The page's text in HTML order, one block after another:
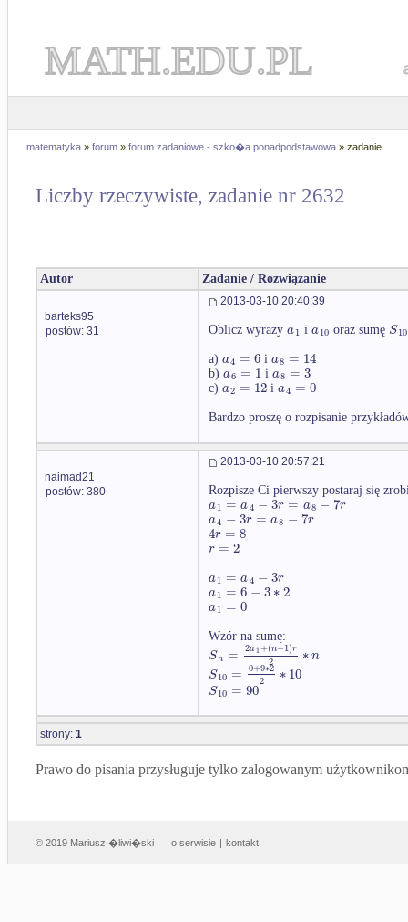
MATH.EDU.PL
matematyka » forum » forum zadaniowe - szko�a ponadpodstawowa » zadanie
Liczby rzeczywiste, zadanie nr 2632
Autor Zadanie / Rozwiązanie
barteks95
postów: 31
2013-03-10 20:40:39
Oblicz wyrazy a1 i a10 oraz sumę S10
a) a4 = 6 i a8 = 14
b) a6 = 1 i a8 = 3
c) a2 = 12 ia4 = 0
Bardzo proszę o rozpisanie
naimad21
postów: 380
2013-03-10 20:57:21
Rozpisze Ci pierwszy postaraj się
a1 = a4 − 3r = a8 − 7r
a4 − 3r = a8 − 7r
4r = 8
r = 2
a1 = a4 − 3r
a1 = 6 − 3∗2
a1 = 0
Wzór na sumę:
Sn = 2a1+(n−1)r
2 ∗n
S10 = 0+9∗2
2 ∗10
S10 = 90
strony: 1
Prawo do pisania przysługuje tylko zalogowanym
© 2019 Mariusz �liwi�ski o serwisie | kontakt